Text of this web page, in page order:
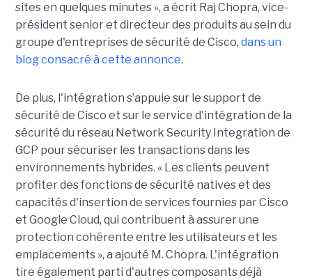
sites en quelques minutes », a écrit Raj Chopra, vice-
président senior et directeur des produits au sein du
groupe d'entreprises de sécurité de Cisco, dans un
blog consacré à cette annonce.
De plus, l'intégration s’appuie sur le support de
sécurité de Cisco et sur le service d'intégration de la
sécurité du réseau Network Security Integration de
GCP pour sécuriser les transactions dans les
environnements hybrides. « Les clients peuvent
profiter des fonctions de sécurité natives et des
capacités d'insertion de services fournies par Cisco
et Google Cloud, qui contribuent à assurer une
protection cohérente entre les utilisateurs et les
emplacements », a ajouté M. Chopra. L'intégration
tire également parti d'autres composants déjà